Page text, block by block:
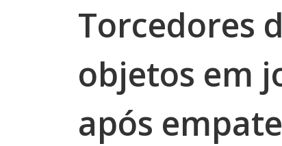
Torcedores
objetos em
após empate